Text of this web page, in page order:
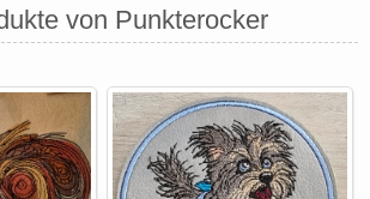
von Punkterocker